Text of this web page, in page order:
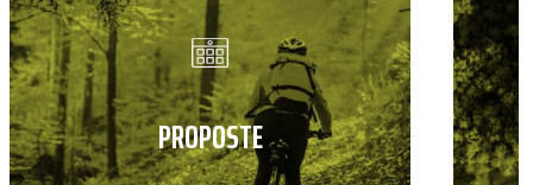
PROPOSTE